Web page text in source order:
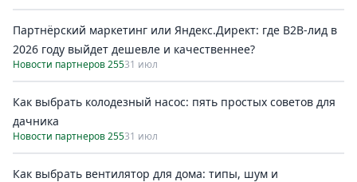
Партнёрский маркетинг или Яндекс.Директ: где B2B-лид в
2026 году выйдет дешевле и качественнее?
Новости партнеров 25531 июл
Как выбрать колодезный насос: пять простых советов для
дачника
Новости партнеров 25531 июл
Как выбрать вентилятор для дома: типы, шум и